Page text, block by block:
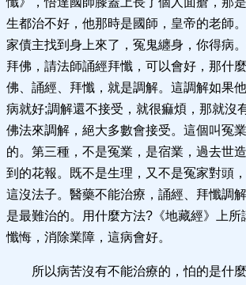
生都治不好，他那時是國師，皇帝的老師
家債主找到身上來了，冤鬼纏身，你得病
拜佛，請法師誦經拜懺，可以會好，那什
佛、誦經、拜懺，就是調解。這調解如果
病就好;調解還不接受，就很痲煩，那就沒
佛法來調解，絕大多數會接受。這個叫冤
的。第三種，不是冤業，是宿業，過去世
到的花報。既不是生理，又不是冤家對頭
這沒法子。醫藥不能治療，誦經、拜懺調
是最難治的。用什麼方法?《地藏經》上所
懺悔，消除業障，這病會好。
所以病苦沒有不能治療的，怕的是什